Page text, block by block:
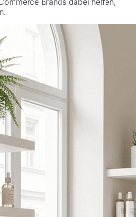
Brands dabei helfen,